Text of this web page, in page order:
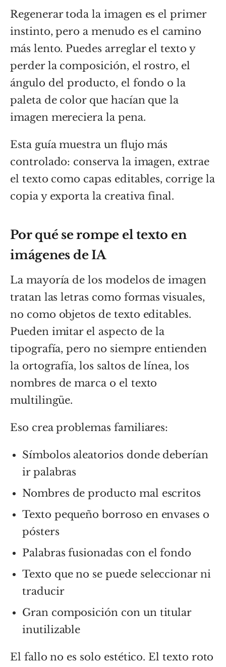
Regenerar toda la imagen es el primer
instinto, pero a menudo es el camino
más lento. Puedes arreglar el texto y
perder la composición, el rostro, el
ángulo del producto, el fondo o la
paleta de color que hacían que la
imagen mereciera la pena.
Esta guía muestra un flujo más
controlado: conserva la imagen, extrae
el texto como capas editables, corrige la
copia y exporta la creativa final.
Por qué se rompe el texto en
imágenes de IA
La mayoría de los modelos de imagen
tratan las letras como formas visuales,
no como objetos de texto editables.
Pueden imitar el aspecto de la
tipografía, pero no siempre entienden
la ortografía, los saltos de línea, los
nombres de marca o el texto
multilingüe.
Eso crea problemas familiares:
Símbolos aleatorios donde deberían
ir palabras
Nombres de producto mal escritos
Texto pequeño borroso en envases o
pósters
Palabras fusionadas con el fondo
Texto que no se puede seleccionar ni
traducir
Gran composición con un titular
inutilizable
El fallo no es solo estético. El texto roto